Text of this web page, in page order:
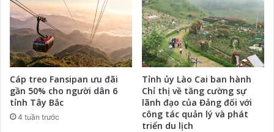
Cáp treo Fansipan ưu đãi
gần 50% cho người dân 6
tỉnh Tây Bắc
4 tuần trước
Tỉnh ủy Lào Cai ban hành
Chỉ thị về tăng cường sự
lãnh đạo của Đảng đối với
công tác quản lý và phát
triển du lịch